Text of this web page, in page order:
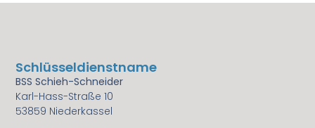
Schlüsseldienstname
BSS Schieh-Schneider
Karl-Hass-Straße 10
53859 Niederkassel